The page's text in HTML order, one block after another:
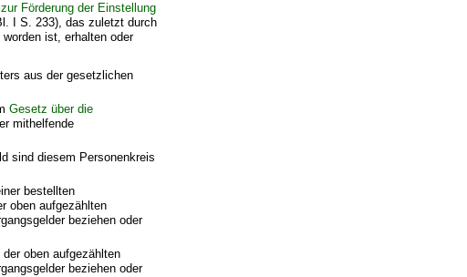
Förderung der Einstellung
I S. 233), das zuletzt durch
ist, erhalten oder
aus der gesetzlichen
Gesetz über die
mithelfende
sind diesem Personenkreis
bestellten
oben aufgezählten
beziehen oder
oben aufgezählten
beziehen oder